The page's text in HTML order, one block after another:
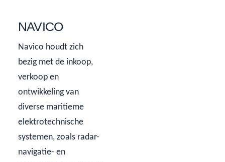
NAVICO
Navico houdt zich
bezig met de inkoop,
verkoop en
ontwikkeling van
diverse maritieme
elektrotechnische
systemen, zoals radar-
navigatie- en